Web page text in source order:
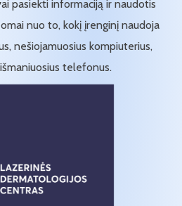
pasiekti informaciją ir naudotis
nuo to, kokį įrenginį naudoja
nešiojamuosius kompiuterius,
telefonus.